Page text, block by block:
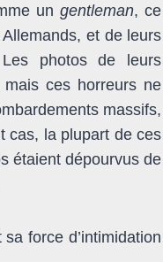
un gentleman, ce
et de leurs
photos de leurs
mais ces horreurs ne
massifs,
cas, la plupart de ces
étaient dépourvus de
force d’intimidation